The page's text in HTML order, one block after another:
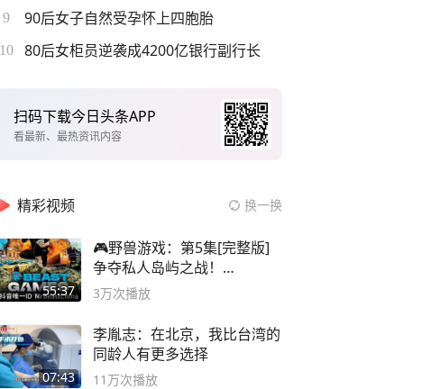
9 90后女子自然受孕怀上四胞胎
10 80后女柜员逆袭成4200亿银行副行长
扫码下载今日头条APP
看最新、最热资讯内容
精彩视频 换一换
55:37
🎮野兽游戏：第5集[完整版]
争夺私人岛屿之战！
#MrBeastChina
3万次播放
07:43
李胤志：在北京，我比台湾的
同龄人有更多选择
11万次播放